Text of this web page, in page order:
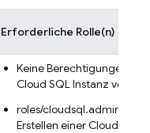
Erforderliche Rolle(n)
Keine Berechtigungen
Cloud SQLInstanz
roles/cloudsql.admin
Erstellen einerCloud SQL